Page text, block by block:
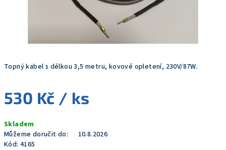
Topný kabel s délkou 3,5 metru, kovové opletení, 230V/87W.
530 Kč / ks
cena:
Skladem
Můžeme doručit do:
10.8.2026
Kód: 4165